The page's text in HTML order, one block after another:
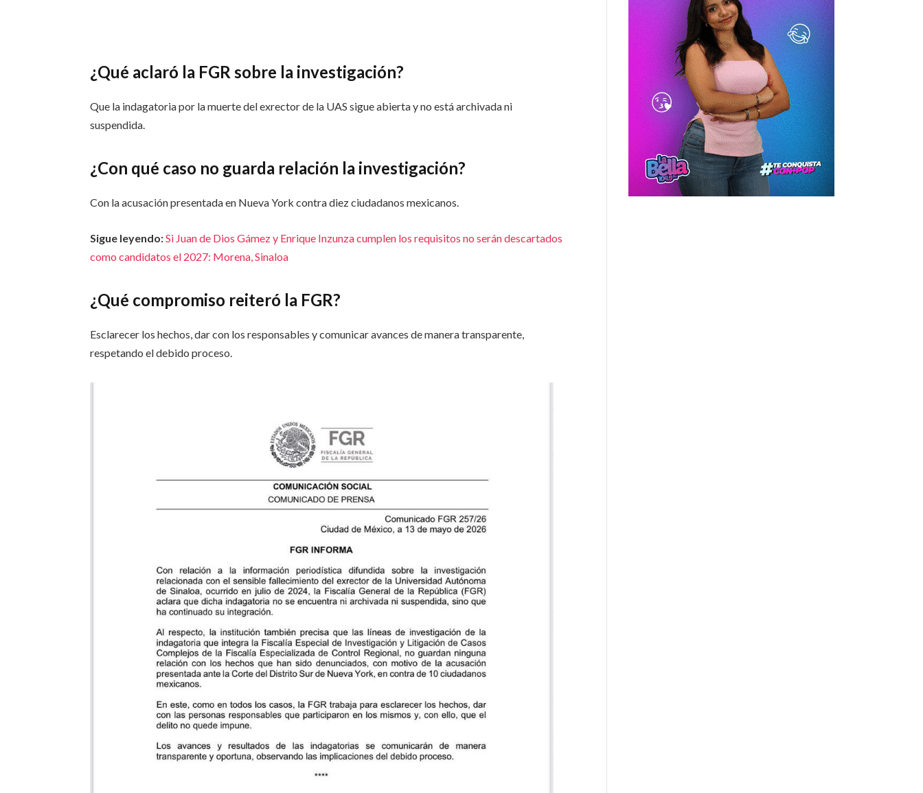
¿Qué aclaró la FGR sobre la investigación?
Que la indagatoria por la muerte del exrector de la UAS sigue abierta y no está archivada ni
suspendida.
¿Con qué caso no guarda relación la investigación?
Con la acusación presentada en Nueva York contra diez ciudadanos mexicanos.
Sigue leyendo:Si Juan de Dios Gámez y Enrique Inzunza cumplen los requisitos no serán descartados
como candidatos el 2027: Morena, Sinaloa
¿Qué compromiso reiteró la FGR?
Esclarecer los hechos, dar con los responsables y comunicar avances de manera transparente,
respetando el debido proceso.